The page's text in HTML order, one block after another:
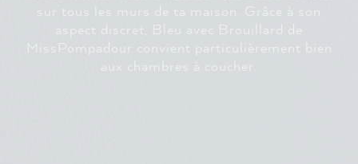
sur tous les murs de ta maison. Grâce à son
aspect discret, Bleu avec Brouillard de
MissPompadour convient particulièrement bien
aux chambres à coucher.